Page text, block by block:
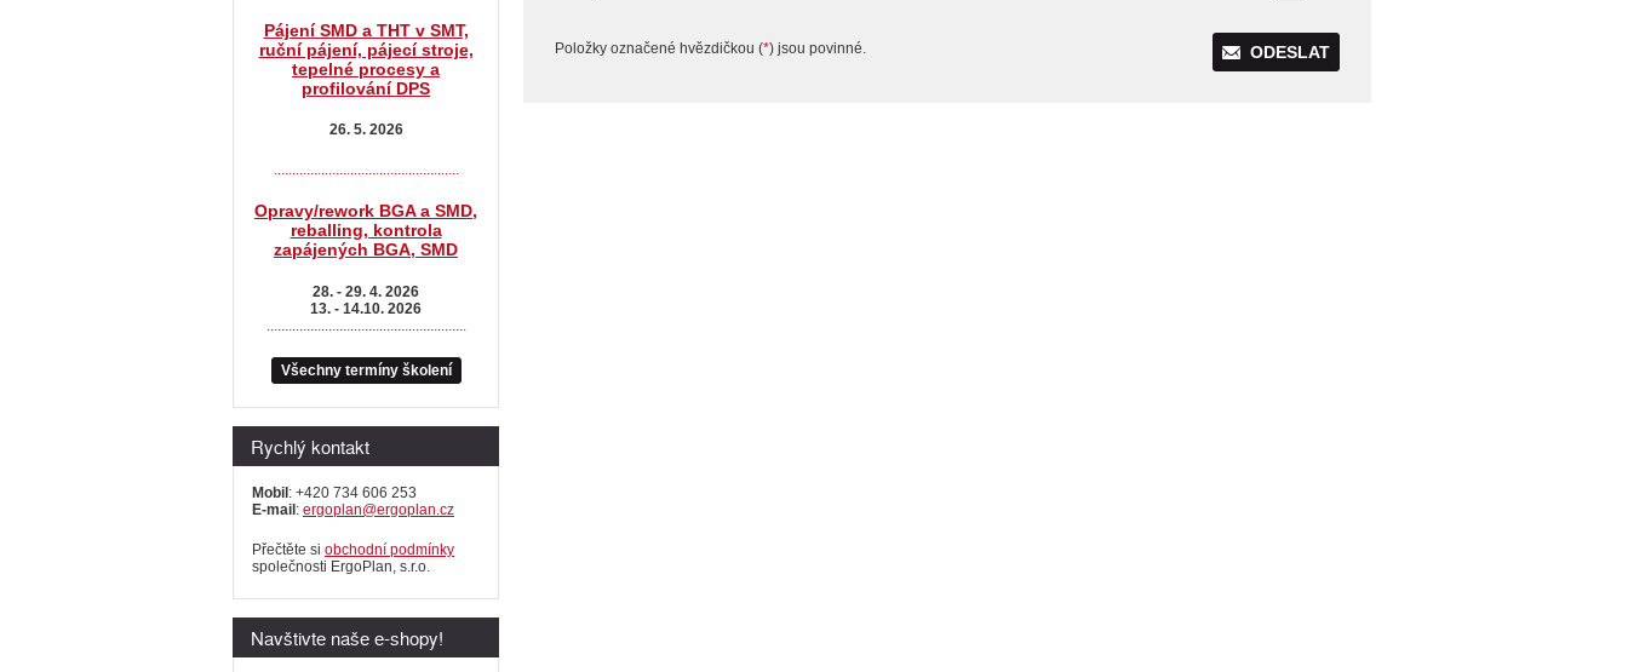
ODESLAT
Položky označené hvězdičkou (*) jsou povinné.
Pájení SMD a THT v SMT,
ruční pájení, pájecí stroje,
tepelné procesy a
profilování DPS
26. 5. 2026
...................................................
Opravy/rework BGA a SMD,
reballing, kontrola
zapájených BGA, SMD
28. - 29. 4. 2026
13. - 14.10. 2026
Všechny termíny školení
Rychlý kontakt
Mobil: +420 734 606 253
E-mail: ergoplan@ergoplan.cz
Přečtěte si obchodní podmínky
společnosti ErgoPlan, s.r.o.
Navštivte naše e-shopy!